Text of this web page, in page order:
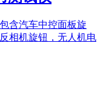
含汽车中控面板旋
相机旋钮，无人机电